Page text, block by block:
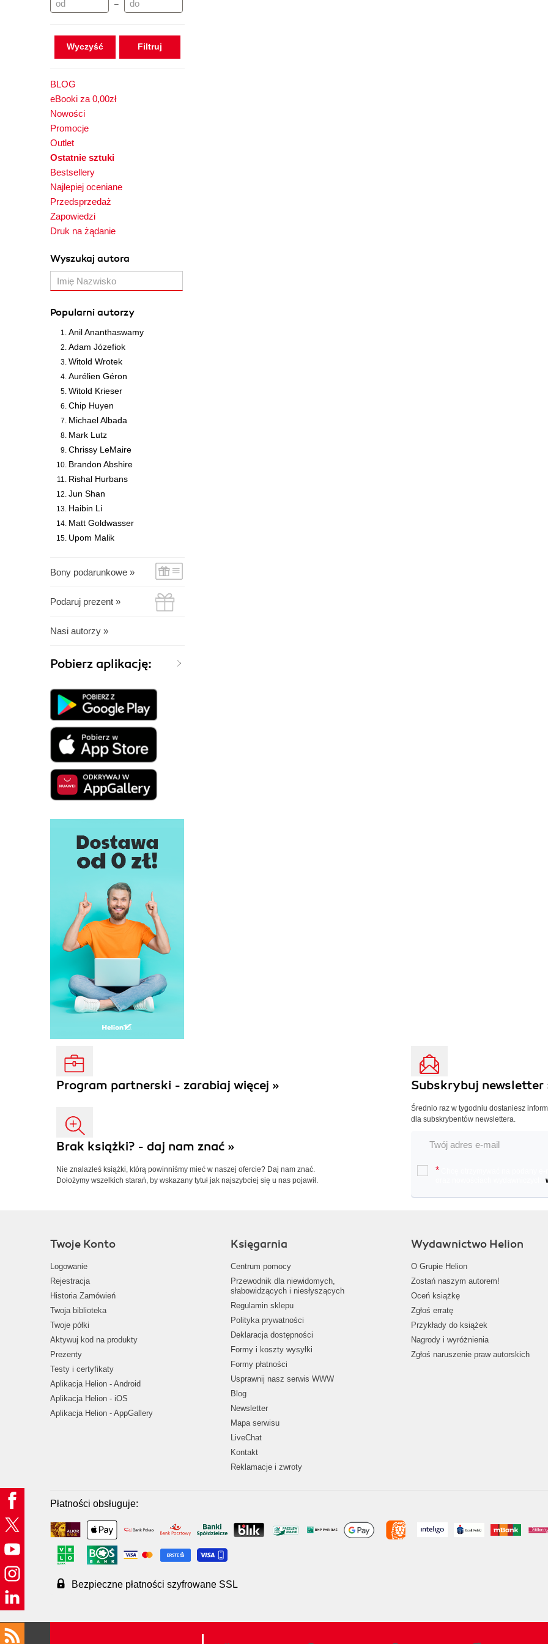
–
Wyczyść
BLOG
eBooki za 0,00zł
Nowości
Promocje
Outlet
Ostatnie sztuki
Bestsellery
Najlepiej oceniane
Przedsprzedaż
Zapowiedzi
Druk na żądanie
Wyszukaj autora
Popularni autorzy
Anil Ananthaswamy
Adam Józefiok
Witold Wrotek
Aurélien Géron
Witold Krieser
Chip Huyen
Michael Albada
Mark Lutz
Chrissy LeMaire
Brandon Abshire
Rishal Hurbans
Jun Shan
Haibin Li
Matt Goldwasser
Upom Malik
Bony podarunkowe »
Podaruj prezent »
Nasi autorzy »
Pobierz aplikację:
Program partnerski - zarabiaj więcej »
Brak książki? - daj nam znać »
Nie znalazłeś książki, którą powinniśmy mieć w naszej ofercie? Daj nam znać.
Dołożymy wszelkich starań, by wskazany tytuł jak najszybciej się u nas pojawił.
Subskrybuj newsletter
Średnio raz w tygodniu dostaniesz
dla subskrybentów newslettera.
*
Twoje Konto
Logowanie
Rejestracja
Historia Zamówień
Twoja biblioteka
Twoje półki
Aktywuj kod na produkty
Prezenty
Testy i certyfikaty
Aplikacja Helion - Android
Aplikacja Helion - iOS
Aplikacja Helion - AppGallery
Księgarnia
Centrum pomocy
Przewodnik dla niewidomych,
słabowidzących i niesłyszących
Regulamin sklepu
Polityka prywatności
Deklaracja dostępności
Formy i koszty wysyłki
Formy płatności
Usprawnij nasz serwis WWW
Blog
Newsletter
Mapa serwisu
LiveChat
Kontakt
Reklamacje i zwroty
Wydawnictwo Helion
O Grupie Helion
Zostań naszym autorem!
Oceń książkę
Zgłoś erratę
Przykłady do książek
Nagrody i wyróżnienia
Zgłoś naruszenie praw autorskich
Płatności obsługuje:
Bezpieczne płatności szyfrowane SSL